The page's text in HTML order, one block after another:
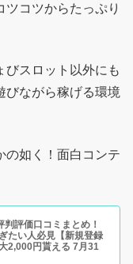
コツからたっぷり
びスロット以外にも
びながら稼げる環境
の如く！面白コンテ
判評価口コミまとめ！
たい人必見【新規登録
2,000円貰える 7月31